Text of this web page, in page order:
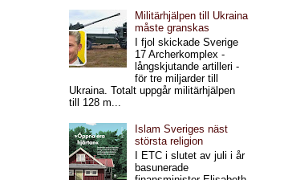
Militärhjälpen till Ukraina
måste granskas
I fjol skickade Sverige
17 Archerkomplex -
långskjutande artilleri -
för tre miljarder till
Ukraina. Totalt uppgår militärhjälpen
till 128 m...
Islam Sveriges näst
största religion
I ETC i slutet av juli i år
basunerade